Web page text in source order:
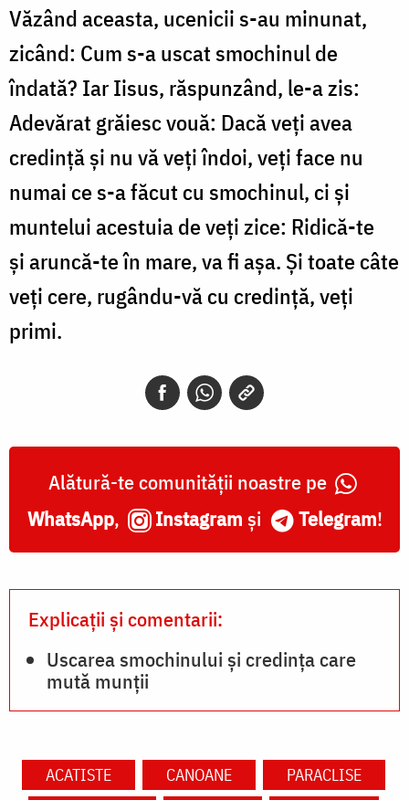
Văzând aceasta, ucenicii s-au minunat,
zicând: Cum s-a uscat smochinul de
îndată? Iar Iisus, răspunzând, le-a zis:
Adevărat grăiesc vouă: Dacă veți avea
credință și nu vă veți îndoi, veți face nu
numai ce s-a făcut cu smochinul, ci și
muntelui acestuia de veți zice: Ridică-te
și aruncă-te în mare, va fi așa. Și toate câte
veți cere, rugându-vă cu credință, veți
primi.
Alătură-te comunității noastre pe
WhatsApp, Instagram și Telegram!
Explicații și comentarii:
Uscarea smochinului și credința care
mută munții
ACATISTE CANOANE
PARACLISE